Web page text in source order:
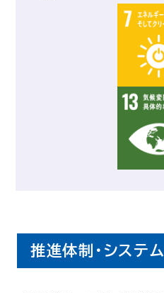
推進体制・システム